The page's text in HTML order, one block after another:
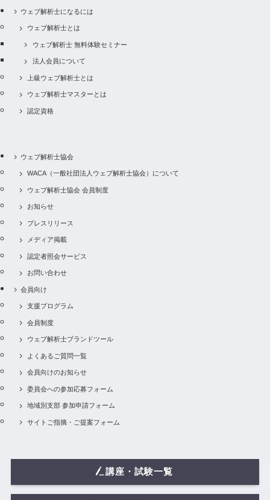
ウェブ解析士になるには
ウェブ解析士とは
ウェブ解析士 無料体験セミナー
法人会員について
上級ウェブ解析士とは
ウェブ解析士マスターとは
認定資格
ウェブ解析士協会
WACA（一般社団法人ウェブ解析士協会）について
ウェブ解析士協会 会員制度
お知らせ
プレスリリース
メディア掲載
認定者照会サービス
お問い合わせ
会員向け
支援プログラム
会員制度
ウェブ解析士ブランドツール
よくあるご質問一覧
会員向けのお知らせ
委員会への参加応募フォーム
地域別支部 参加申請フォーム
サイトご指摘・ご提案フォーム
講座・試験一覧